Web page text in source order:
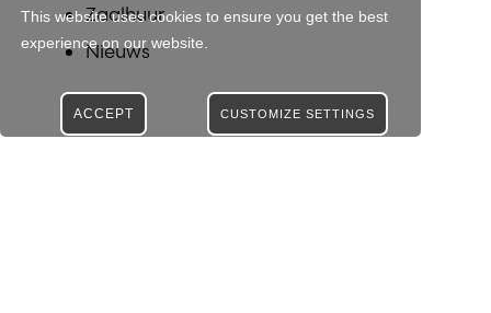
This website uses cookies to ensure you get the best
experience on our website.
CUSTOMIZE SETTINGS
ACCEPT
Zaalhuur
Nieuws